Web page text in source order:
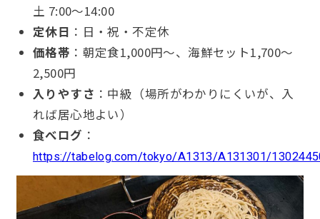
土 7:00〜14:00
定休日 ：日・祝・不定休
価格帯 ：朝定食1,000円〜、海鮮セット1,700〜
2,500円
入りやすさ ：中級（場所がわかりにくいが、入
れば居心地よい）
食べログ ：
https://tabelog.com/tokyo/A1313/A131301/